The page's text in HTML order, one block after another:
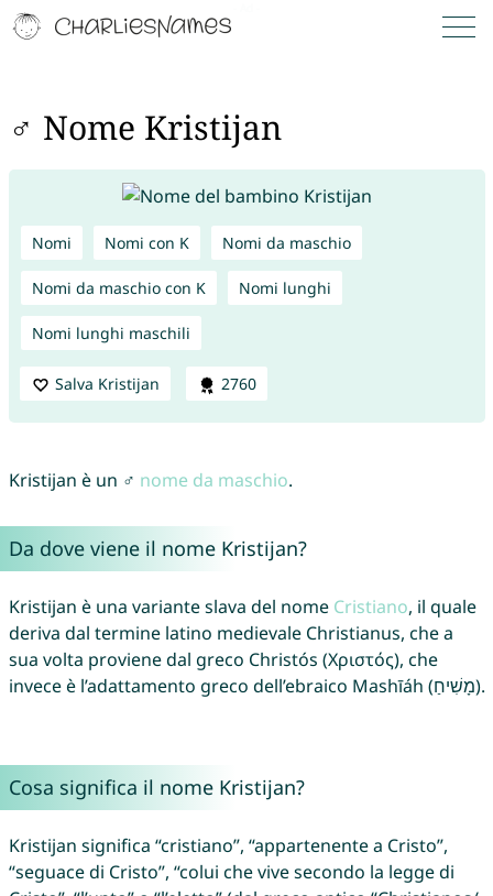
♂ Nome Kristijan
Nomi Nomi con K Nomi da maschio
Nomi da maschio con K Nomi lunghi
Nomi lunghi maschili
Salva Kristijan 2760
Kristijan è un ♂ nome da maschio.
Da dove viene il nome Kristijan?
Kristijan è una variante slava del nome Cristiano, il quale
deriva dal termine latino medievale Christianus, che a
sua volta proviene dal greco Christós (Χριστός), che
invece è l’adattamento greco dell’ebraico Mashīáh (מָשִׁיחַ).
Cosa significa il nome Kristijan?
Kristijan significa “cristiano”, “appartenente a Cristo”,
“seguace di Cristo”, “colui che vive secondo la legge di